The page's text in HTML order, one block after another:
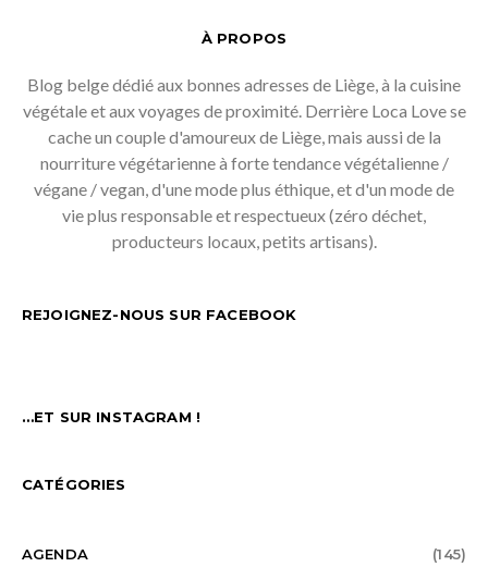
À PROPOS
Blog belge dédié aux bonnes adresses de Liège, à la cuisine
végétale et aux voyages de proximité. Derrière Loca Love se
cache un couple d'amoureux de Liège, mais aussi de la
nourriture végétarienne à forte tendance végétalienne /
végane / vegan, d'une mode plus éthique, et d'un mode de
vie plus responsable et respectueux (zéro déchet,
producteurs locaux, petits artisans).
REJOIGNEZ-NOUS SUR FACEBOOK
…ET SUR INSTAGRAM !
CATÉGORIES
AGENDA (145)